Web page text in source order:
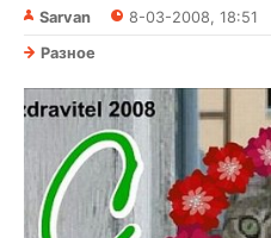
Sarvan 8-03-2008, 18:51
Разное